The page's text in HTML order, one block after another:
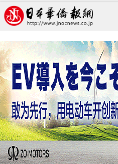
“异世界”动画在中日两
许多 专栏 次元左右★许
日本新华侨报 2020/6/23 10:18:44